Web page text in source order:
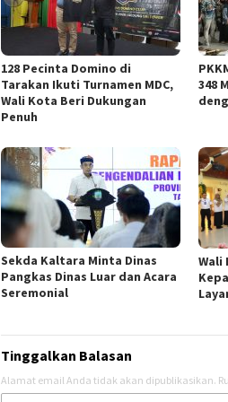
128 Pecinta Domino di
Tarakan Ikuti Turnamen MDC,
Wali Kota Beri Dukungan
Penuh
348
Sekda Kaltara Minta Dinas
Pangkas Dinas Luar dan Acara
Seremonial
Wali
Tinggalkan Balasan
Alamat email Anda tidak akan dipublikasikan.